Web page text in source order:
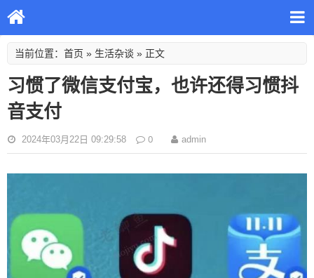
当前位置： 首页 » 生活杂谈 » 正文
习惯了微信支付宝，也许还得习惯抖
音支付
2024年03月22日 09:29:58 0 admin